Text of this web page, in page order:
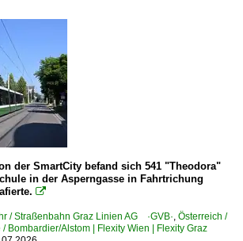
B.V., Rotterdam ·ERSR·
· CE 119 ·Traxx AC2·
der SmartCity befand sich 541 "Theodora"
in der Asperngasse in Fahrtrichung

/ Straßenbahn Graz Linien AG ·GVB·, Österreich /
Bombardier/Alstom | Flexity Wien | Flexity Graz